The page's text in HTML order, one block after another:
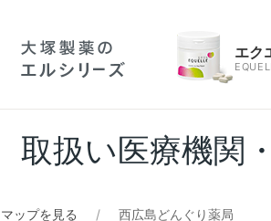
エク
取扱い医療機関
マップを見る 西広島どんぐり薬局